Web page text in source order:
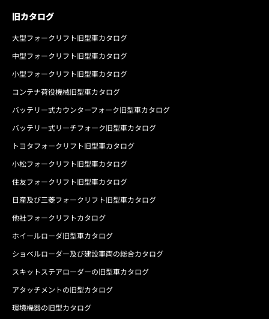
旧カタログ
大型フォークリフト旧型車カタログ
中型フォークリフト旧型車カタログ
小型フォークリフト旧型車カタログ
コンテナ荷役機械旧型車カタログ
バッテリー式カウンターフォーク旧型車カタログ
バッテリー式リーチフォーク旧型車カタログ
トヨタフォークリフト旧型車カタログ
小松フォークリフト旧型車カタログ
住友フォークリフト旧型車カタログ
日産及び三菱フォークリフト旧型車カタログ
他社フォークリフトカタログ
ホイールローダ旧型車カタログ
ショベルローダー及び建設車両の総合カタログ
スキットステアローダーの旧型車カタログ
アタッチメントの旧型カタログ
環境機器の旧型カタログ